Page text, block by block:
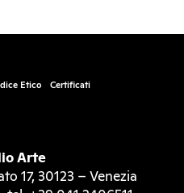
Etico Certificati
Arte
17, 30123 – Venezia